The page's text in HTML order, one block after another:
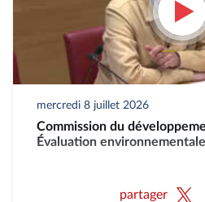
mercredi 8 juillet 2026
Commission du
Évaluation environnementale
partager